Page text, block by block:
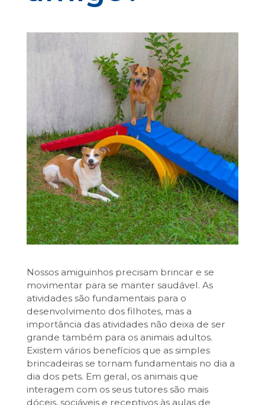
Nossos amiguinhos precisam brincar e se
movimentar para se manter saudável. As
atividades são fundamentais para o
desenvolvimento dos filhotes, mas a
importância das atividades não deixa de ser
grande também para os animais adultos.
Existem vários benefícios que as simples
brincadeiras se tornam fundamentais no dia a
dia dos pets. Em geral, os animais que
interagem com os seus tutores são mais
dóceis, sociáveis e receptivos às aulas de